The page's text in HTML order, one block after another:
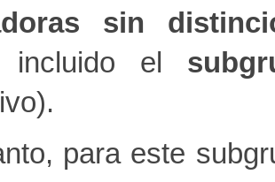
sin
incluido el
para este